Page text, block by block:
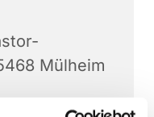
Mülheim